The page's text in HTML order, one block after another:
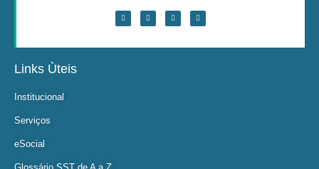
Links Ùteis
Institucional
Serviços
eSocial